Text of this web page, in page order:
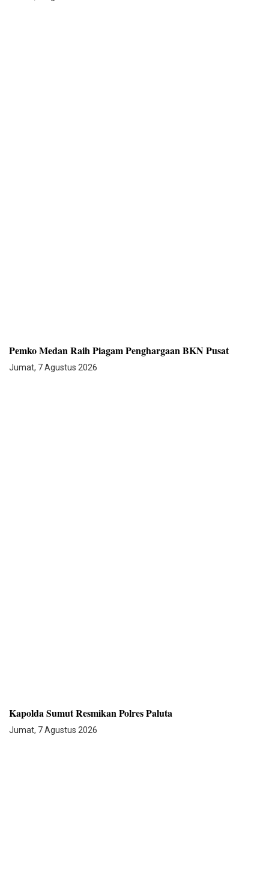
Pemko Medan Raih Piagam Penghargaan BKN Pusat
Jumat, 7 Agustus 2026
Kapolda Sumut Resmikan Polres Paluta
Jumat, 7 Agustus 2026